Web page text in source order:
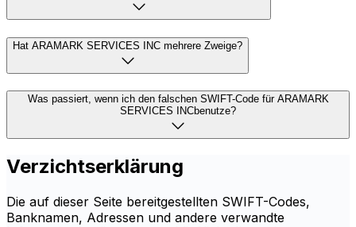
Hat ARAMARK SERVICES INC mehrere Zweige?
Was passiert, wenn ich den falschen SWIFT-Code für ARAMARK
SERVICES INCbenutze?
Verzichtserklärung
Die auf dieser Seite bereitgestellten SWIFT-Codes,
Banknamen, Adressen und andere verwandte